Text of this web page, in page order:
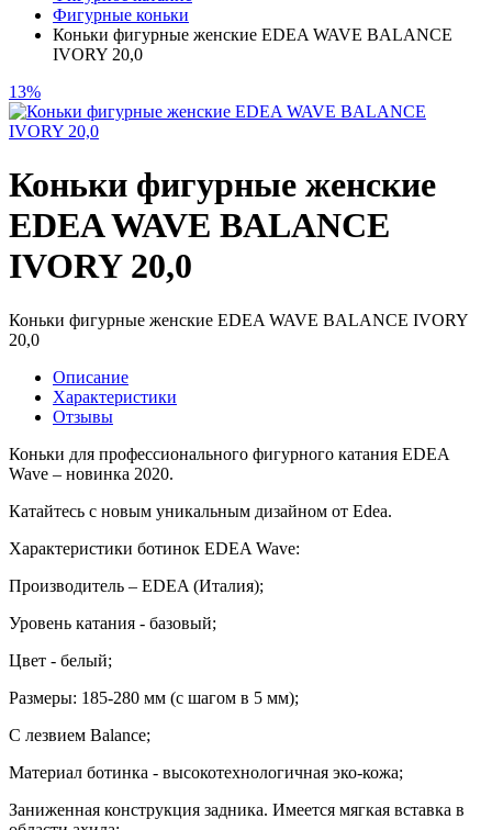
Фигурные коньки
Коньки фигурные женские EDEA WAVE BALANCE
IVORY 20,0
13%
Коньки фигурные женские
EDEA WAVE BALANCE
IVORY 20,0
Коньки фигурные женские EDEA WAVE BALANCE IVORY
20,0
Описание
Характеристики
Отзывы
Коньки для профессионального фигурного катания EDEA
Wave – новинка 2020.
Катайтесь с новым уникальным дизайном от Edea.
Характеристики ботинок EDEA Wave:
Производитель – EDEA (Италия);
Уровень катания - базовый;
Цвет - белый;
Размеры: 185-280 мм (с шагом в 5 мм);
С лезвием Balance;
Материал ботинка - высокотехнологичная эко-кожа;
Заниженная конструкция задника. Имеется мягкая вставка в